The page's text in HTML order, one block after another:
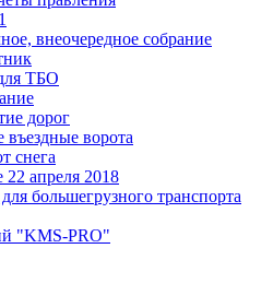
внеочередное собрание
ТБО
дорог
въездные ворота
снега
апреля 2018
большегрузного транспорта
"KMS-PRO"